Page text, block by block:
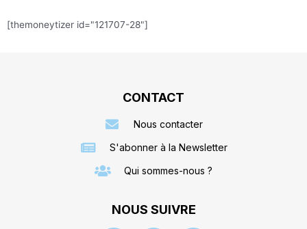
[themoneytizer id="121707-28"]
CONTACT
Nous contacter
S'abonner à la Newsletter
Qui sommes-nous ?
NOUS SUIVRE